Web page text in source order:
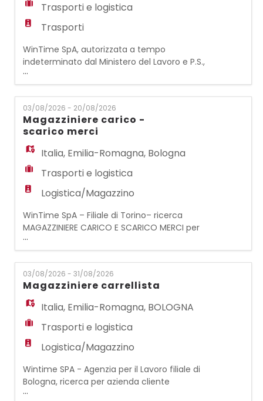
Trasporti e logistica
Trasporti
WinTime SpA, autorizzata a tempo
indeterminato dal Ministero del Lavoro e P.S.,
con prot. n°13/I/0003507/04.01 del
14/02/2008, per conto di importante realtà
industriale della provincia Sud di Salerno,
ricerca Manutentore flotta e veicoli
aziendali. Siamo alla ricerca di
un Manutentore qualificato e motivato da
inserire nel settore industriale, co
...
03/08/2026 - 20/08/2026
Magazziniere carico -
scarico merci
Italia, Emilia-Romagna, Bologna
Trasporti e logistica
Logistica/Magazzino
WinTime SpA – Filiale di Torino– ricerca
MAGAZZINIERE CARICO E SCARICO MERCI per
Azienda Cliente operante nel settore
ricambi auto e mezzi pesanti con sede a
Bologna (BO) – zona Villanova. La risorsa si
occuperà di carico e scarico merci,
movimentazione prodotti, preparazione
ordini e imballaggio leggero/pesante per
spedizioni in Italia e all'est
...
03/08/2026 - 31/08/2026
Magazziniere carrellista
Italia, Emilia-Romagna, BOLOGNA
Trasporti e logistica
Logistica/Magazzino
Wintime SPA - Agenzia per il Lavoro filiale di
Bologna, ricerca per azienda cliente
operante nel settore della logistica sul
...